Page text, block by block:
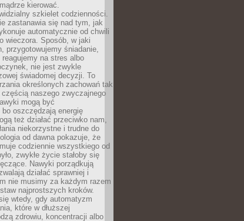
kierować.
szkielet codzienności.
zastanawia się nad tym, jak
automatycznie od chwili
wieczora. Sposób, w jaki
przygotowujemy śniadanie,
na stres albo
nie jest zwykle
świadomej decyzji. To
określonych zachowań tak
częścią naszego zwyczajnego
mogą być
oszczędzają energię
też działać przeciwko nam,
niekorzystne i trudne do
od dawna pokazuje, że
codziennie wszystkiego od
zwykłe życie stałoby się
Nawyki porządkują
działać sprawniej i
nie musimy za każdym razem
najprostszych kroków.
wtedy, gdy automatyzm
które w dłuższej
zdrowiu, koncentracji albo